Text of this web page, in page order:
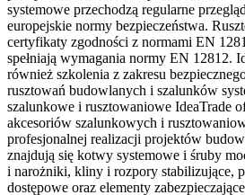
systemowe przechodzą regularne
europejskie normy bezpieczeństwa.
certyfikaty zgodności z normami EN
spełniają wymagania normy EN 12812.
również szkolenia z zakresu
rusztowań budowlanych i szalunków
szalunkowe i rusztowaniowe IdeaTrade
akcesoriów szalunkowych i
profesjonalnej realizacji projektów
znajdują się kotwy systemowe i śruby
i narożniki, kliny i rozpory stabilizujące,
dostępowe oraz elementy